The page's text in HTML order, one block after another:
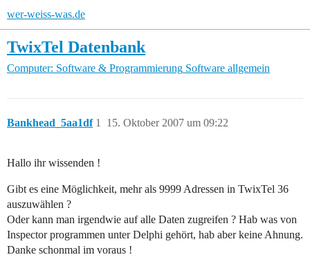
wer-weiss-was.de
TwixTel Datenbank
Computer: Software & Programmierung Software allgemein
Bankhead_5aa1df 15. Oktober 2007 um 09:22
1
Hallo ihr wissenden !
Gibt es eine Möglichkeit, mehr als 9999 Adressen in TwixTel 36
auszuwählen ?
Oder kann man irgendwie auf alle Daten zugreifen ? Hab was von
Inspector programmen unter Delphi gehört, hab aber keine Ahnung.
Danke schonmal im voraus !